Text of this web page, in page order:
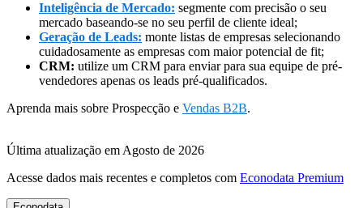
Inteligência de Mercado: segmente com precisão o seu
mercado baseando-se no seu perfil de cliente ideal;
Geração de Leads: monte listas de empresas selecionando
cuidadosamente as empresas com maior potencial de fit;
CRM: utilize um CRM para enviar para sua equipe de pré-
vendedores apenas os leads pré-qualificados.
Aprenda mais sobre Prospecção e Vendas B2B.
Última atualização em Agosto de 2026
Acesse dados mais recentes e completos com Econodata Premium